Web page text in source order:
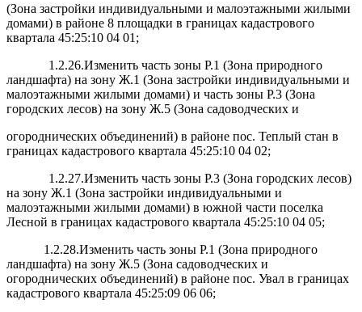
(Зона застройки индивидуальными и малоэтажными жилыми
домами) в районе 8 площадки в границах кадастрового
квартала 45:25:10 04 01;
1.2.26.Изменить часть зоны Р.1 (Зона природного
ландшафта) на зону Ж.1 (Зона застройки индивидуальными и
малоэтажными жилыми домами) и часть зоны Р.3 (Зона
городских лесов) на зону Ж.5 (Зона садоводческих и
огороднических объединений) в районе пос. Теплый стан в
границах кадастрового квартала 45:25:10 04 02;
1.2.27.Изменить часть зоны Р.3 (Зона городских лесов)
на зону Ж.1 (Зона застройки индивидуальными и
малоэтажными жилыми домами) в южной части поселка
Лесной в границах кадастрового квартала 45:25:10 04 05;
1.2.28.Изменить часть зоны Р.1 (Зона природного
ландшафта) на зону Ж.5 (Зона садоводческих и
огороднических объединений) в районе пос. Увал в границах
кадастрового квартала 45:25:09 06 06;